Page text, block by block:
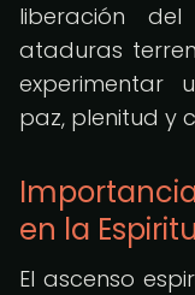
liberación
ataduras
experimentar
paz, plenitud y
en la
El ascenso